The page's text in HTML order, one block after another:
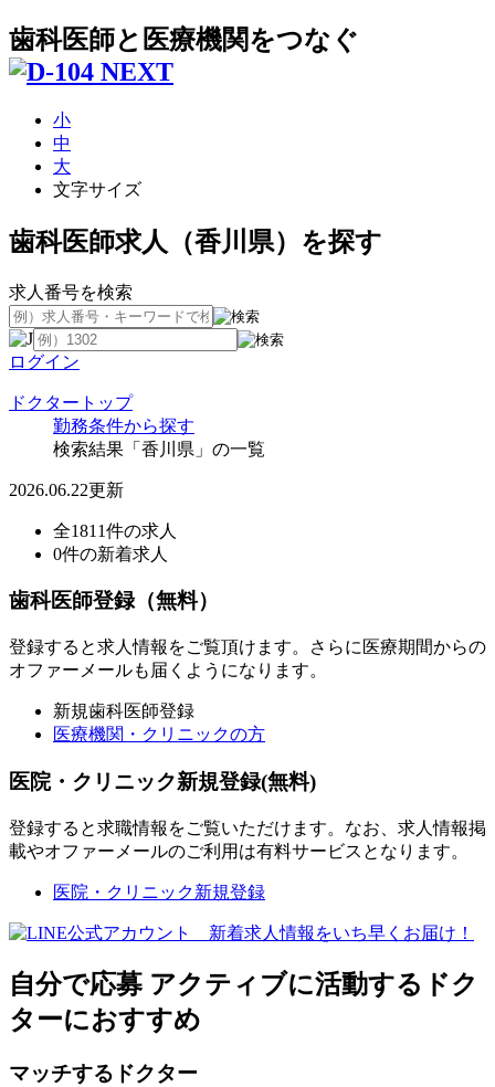
歯科医師と医療機関をつなぐ
小
中
大
文字サイズ
歯科医師求人（香川県）を探す
求人番号を検索
ログイン
ドクタートップ
勤務条件から探す
検索結果「香川県」の一覧
2026.06.22更新
全1811件の求人
0件の新着求人
歯科医師登録（無料）
登録すると求人情報をご覧頂けます。さらに医療期間からの
オファーメールも届くようになります。
新規歯科医師登録
医療機関・クリニックの方
医院・クリニック新規登録(無料)
登録すると求職情報をご覧いただけます。なお、求人情報掲
載やオファーメールのご利用は有料サービスとなります。
医院・クリニック新規登録
自分で応募 アクティブに活動するドク
ターにおすすめ
マッチするドクター